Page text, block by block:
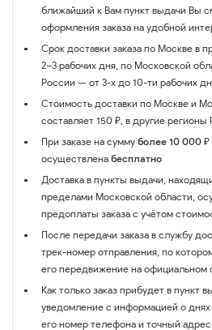
ближайший к Вам пункт выдачи Вы
оформления заказа на удобной
Срок доставки заказа по Москве в
2–3 рабочих дня, по Московской
России — от 3-х до 10-ти рабочих
Стоимость доставки по Москве и
составляет 150 ₽, в другие
При заказе на сумму более 10 000 ₽
осуществлена бесплатно
Доставка в пункты выдачи,
пределами Московской области,
предоплаты заказа с учётом
После передачи заказа в службу
трек-номер отправления, по
его передвижение на официальном
Как только заказ прибудет в пункт
уведомление с информацией о днях
его номер телефона и точный